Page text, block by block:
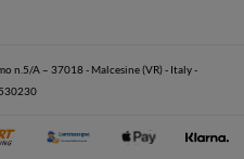
n.5/A – 37018 - Malcesine (VR) - Italy -